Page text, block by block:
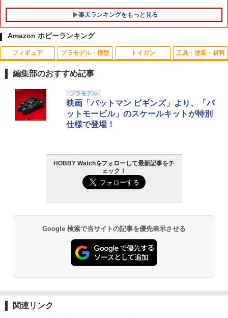
5
COWCOW TECHNOLOGY アルミCNC
モジューラートリガーシュー B◆GOLD
東京マルイ ガスブロ ハイキャパ5.1/4.3
楽天ランキングをもっと見る
Amazon ホビーランキング
フィギュア
TAMASHII NATIONS オリジン・オブ・
バルキリー 超時空要塞マクロス VF-1J
バルキリー45th Anniv. 約225mm ABS&
ダイキャスト製 塗装済み可動フィギュア
TAMASHII NATIONS S.H.フィギュアー
ツ 呪術廻戦 伏黒甚爾 約155mm PVC&A
TAMASHII NATIONS S.H.フィギュアー
ツ TV アニメ「呪術廻戦」 脹相 約150m
m PVC&ABS製 塗装済み可動フィギュア
プラモデル・模型
Blokees スター ウォーズ マンダロリア
ン&グローグー CC05 ディン ジャリン&
グローグー ABS樹脂&PVC製 組み立て式
プラスチックモデル
BANDAI SPIRITS(バンダイ スピリッツ)
30MM xEXM-000 ゼノヴァルト 1/144ス
BANDAI SPIRITS(バンダイ スピリッツ)
RG 機動戦士ガンダム 逆襲のシャア νガ
ンダム 1/144スケール 色分け済みプラモ
トイガン
東京マルイ(TOKYO MARUI) No.25 コル
ト ガバメント HG 18歳以上エアーHOP
ハンドガン
￥3,384
東京マルイ(TOKYO MARUI) No.21 H&K
USP HG 18歳以上エアーHOPハンドガン
東京マルイ (TOKYO MARUI) ガスブロー
バックマシンガン No.14 20式 5.56mm
小銃 18歳以上 ガスブローバック
￥190,000
4
工具・塗装・材料
LOCTITE(ロックタイト) シールはがし
プレミアム 220ml
￥1,013
タミヤ クラフトツールシリーズ No.123
先細薄刃ニッパー (ゲートカット用) プラ
モデル用工具 74123
￥2,691
GSIクレオス Mr.トップコート 水性プレ
ミアムトップコートスプレー 光沢 88ml
ホビー用仕上材 B601
編集部のおすすめ記事
プラモデル
映画「バットマン ビギンズ」より、「バ
ットモービル」のスケールキットが特別
仕様で登場！
HOBBY Watchをフォローして最新記事をチ
ェック！
Google 検索で当サイトの記事を優先表示させる
関連リンク